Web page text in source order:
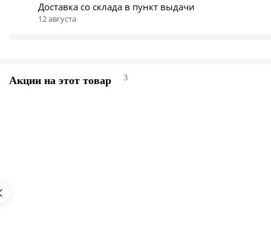
Доставка со склада в пункт выдачи
12 августа
Акции на этот товар 3